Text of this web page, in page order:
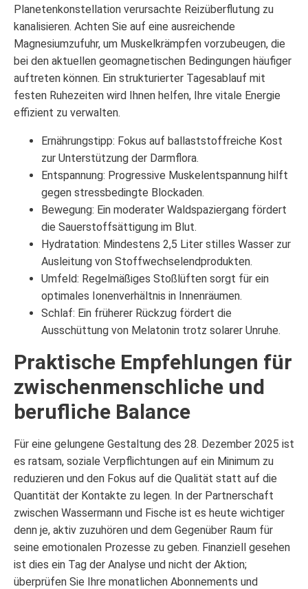
Planetenkonstellation verursachte Reizüberflutung zu
kanalisieren. Achten Sie auf eine ausreichende
Magnesiumzufuhr, um Muskelkrämpfen vorzubeugen, die
bei den aktuellen geomagnetischen Bedingungen häufiger
auftreten können. Ein strukturierter Tagesablauf mit
festen Ruhezeiten wird Ihnen helfen, Ihre vitale Energie
effizient zu verwalten.
Ernährungstipp: Fokus auf ballaststoffreiche Kost
zur Unterstützung der Darmflora.
Entspannung: Progressive Muskelentspannung hilft
gegen stressbedingte Blockaden.
Bewegung: Ein moderater Waldspaziergang fördert
die Sauerstoffsättigung im Blut.
Hydratation: Mindestens 2,5 Liter stilles Wasser zur
Ausleitung von Stoffwechselendprodukten.
Umfeld: Regelmäßiges Stoßlüften sorgt für ein
optimales Ionenverhältnis in Innenräumen.
Schlaf: Ein früherer Rückzug fördert die
Ausschüttung von Melatonin trotz solarer Unruhe.
Praktische Empfehlungen für
zwischenmenschliche und
berufliche Balance
Für eine gelungene Gestaltung des 28. Dezember 2025 ist
es ratsam, soziale Verpflichtungen auf ein Minimum zu
reduzieren und den Fokus auf die Qualität statt auf die
Quantität der Kontakte zu legen. In der Partnerschaft
zwischen Wassermann und Fische ist es heute wichtiger
denn je, aktiv zuzuhören und dem Gegenüber Raum für
seine emotionalen Prozesse zu geben. Finanziell gesehen
ist dies ein Tag der Analyse und nicht der Aktion;
überprüfen Sie Ihre monatlichen Abonnements und